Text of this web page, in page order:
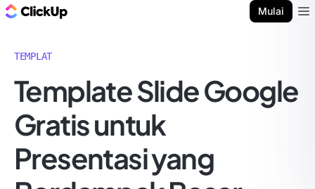
Mulai
TEMPLAT
Template Slide Google
Gratis untuk
Presentasi yang